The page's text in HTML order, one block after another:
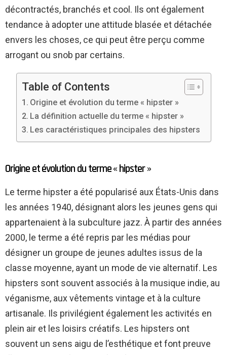
décontractés, branchés et cool. Ils ont également
tendance à adopter une attitude blasée et détachée
envers les choses, ce qui peut être perçu comme
arrogant ou snob par certains.
Table of Contents
Origine et évolution du terme « hipster »
La définition actuelle du terme « hipster »
Les caractéristiques principales des hipsters
Origine et évolution du terme « hipster »
Le terme hipster a été popularisé aux États-Unis dans
les années 1940, désignant alors les jeunes gens qui
appartenaient à la subculture jazz. À partir des années
2000, le terme a été repris par les médias pour
désigner un groupe de jeunes adultes issus de la
classe moyenne, ayant un mode de vie alternatif. Les
hipsters sont souvent associés à la musique indie, au
véganisme, aux vêtements vintage et à la culture
artisanale. Ils privilégient également les activités en
plein air et les loisirs créatifs. Les hipsters ont
souvent un sens aigu de l’esthétique et font preuve